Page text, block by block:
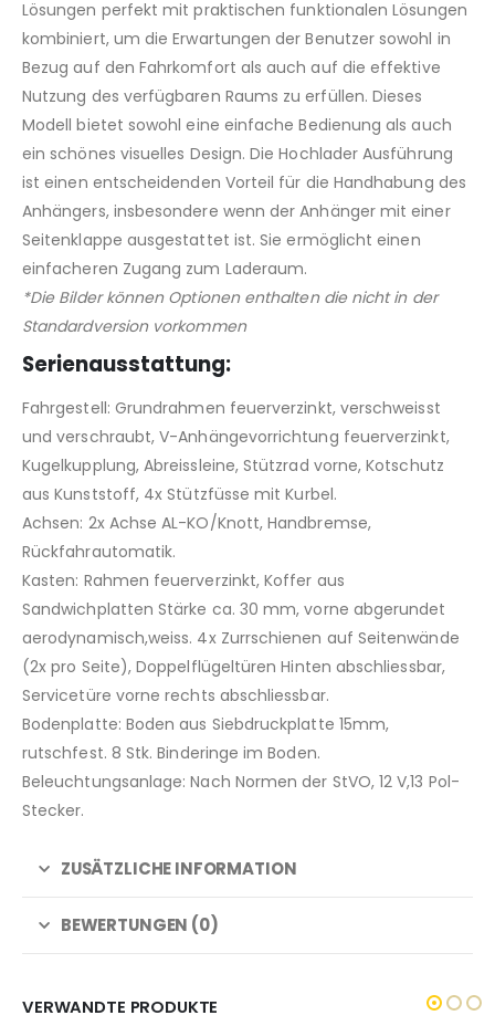
Lösungen perfekt mit praktischen funktionalen Lösungen
kombiniert, um die Erwartungen der Benutzer sowohl in
Bezug auf den Fahrkomfort als auch auf die effektive
Nutzung des verfügbaren Raums zu erfüllen. Dieses
Modell bietet sowohl eine einfache Bedienung als auch
ein schönes visuelles Design. Die Hochlader Ausführung
ist einen entscheidenden Vorteil für die Handhabung des
Anhängers, insbesondere wenn der Anhänger mit einer
Seitenklappe ausgestattet ist. Sie ermöglicht einen
einfacheren Zugang zum Laderaum.
*Die Bilder können Optionen enthalten die nicht in der
Standardversion vorkommen
Serienausstattung:
Fahrgestell: Grundrahmen feuerverzinkt, verschweisst
und verschraubt, V-Anhängevorrichtung feuerverzinkt,
Kugelkupplung, Abreissleine, Stützrad vorne, Kotschutz
aus Kunststoff, 4x Stützfüsse mit Kurbel.
Achsen: 2x Achse AL-KO/Knott, Handbremse,
Rückfahrautomatik.
Kasten: Rahmen feuerverzinkt, Koffer aus
Sandwichplatten Stärke ca. 30 mm, vorne abgerundet
aerodynamisch,weiss. 4x Zurrschienen auf Seitenwände
(2x pro Seite), Doppelflügeltüren Hinten abschliessbar,
Servicetüre vorne rechts abschliessbar.
Bodenplatte: Boden aus Siebdruckplatte 15mm,
rutschfest. 8 Stk. Binderinge im Boden.
Beleuchtungsanlage: Nach Normen der StVO, 12 V,13 Pol-
Stecker.
ZUSÄTZLICHE INFORMATION
BEWERTUNGEN (0)
VERWANDTE PRODUKTE